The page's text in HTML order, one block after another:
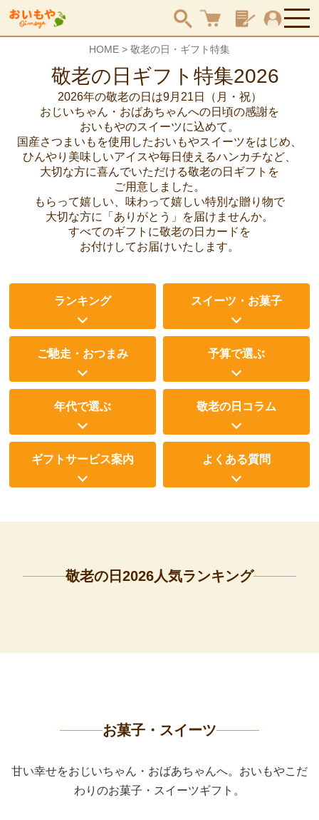
検索
HOME 敬老の日・ギフト特集
2026年の敬老の日は9月21日（月・祝）
おじいちゃん・おばあちゃんへの日頃の感謝を
おいもやのスイーツに込めて。
国産さつまいもを使用したおいもやスイーツをはじめ、
ひんやり美味しいアイスや毎日使えるハンカチなど、
大切な方に喜んでいただける敬老の日ギフトを
ご用意しました。
もらって嬉しい、味わって嬉しい特別な贈り物で
大切な方に
「ありがとう」を届けませんか。
すべてのギフトに敬老の日カードを
お付けしてお届けいたします。
ランキング スイーツ・お菓子
ご馳走・おつまみ 予算で選ぶ
年代で選ぶ 敬老の日コラム
ギフトサービス案内 よくある質問
敬老の日2026人気ランキング
お菓子・スイーツ
甘い幸せをおじいちゃん・おばあちゃんへ。おいもやこだ
わりのお菓子・スイーツギフト。